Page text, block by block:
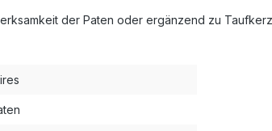
der Paten oder ergänzend zu